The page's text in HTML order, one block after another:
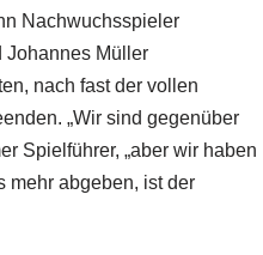
Nachwuchsspieler
Johannes Müller
nach fast der vollen
„Wir sind gegenüber
Spielführer, „aber wir haben
mehr abgeben, ist der